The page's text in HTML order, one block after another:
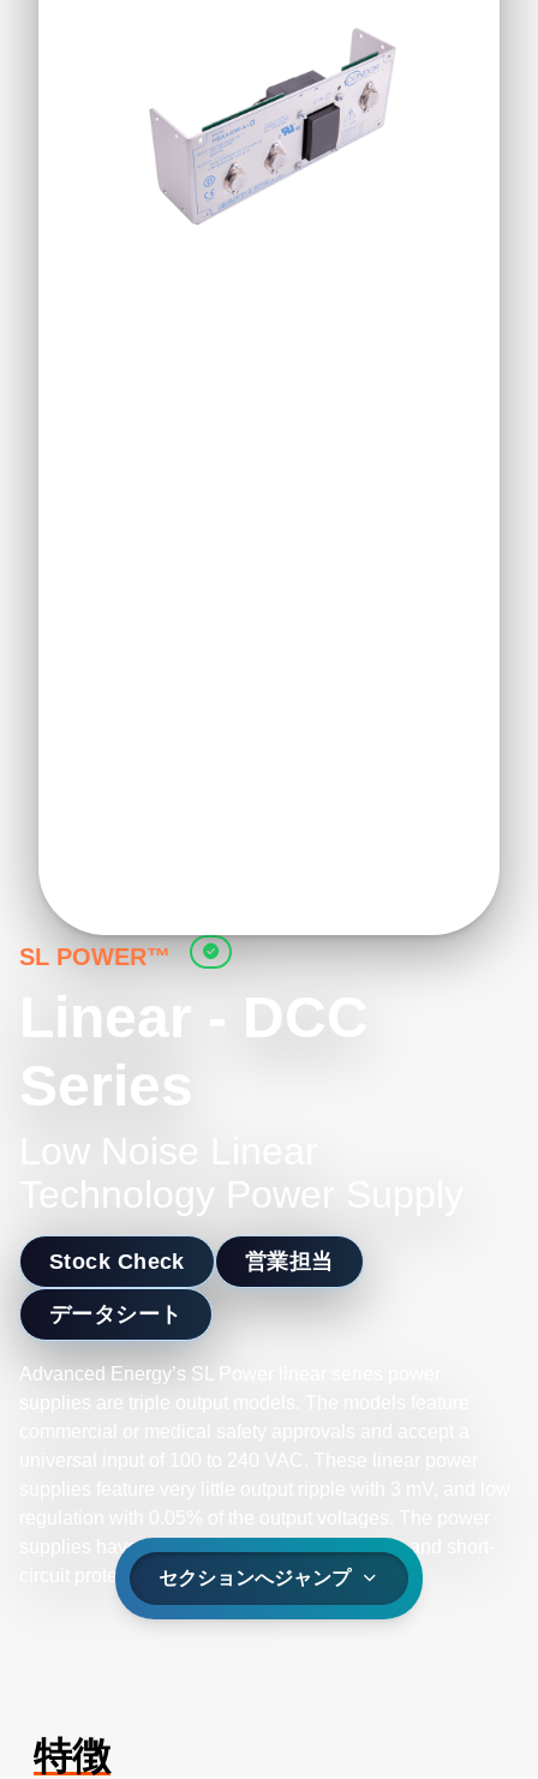
SL POWER™
Linear - DCC
Series
Low Noise Linear
Technology Power Supply
Stock Check 営業担当
データシート
Advanced Energy’s SL Power linear series power
supplies are triple output models. The models feature
supplies have optional overvoltage protection and short-
circuit protection on all models.
セクションへジャンプ
特徴